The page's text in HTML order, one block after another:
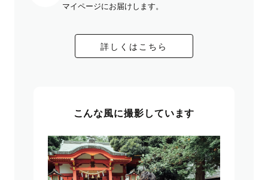
マイページにお届けします。
詳しくはこちら
こんな風に撮影しています